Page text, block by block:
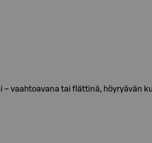
vaahtoavana tai flättinä, höyryävän